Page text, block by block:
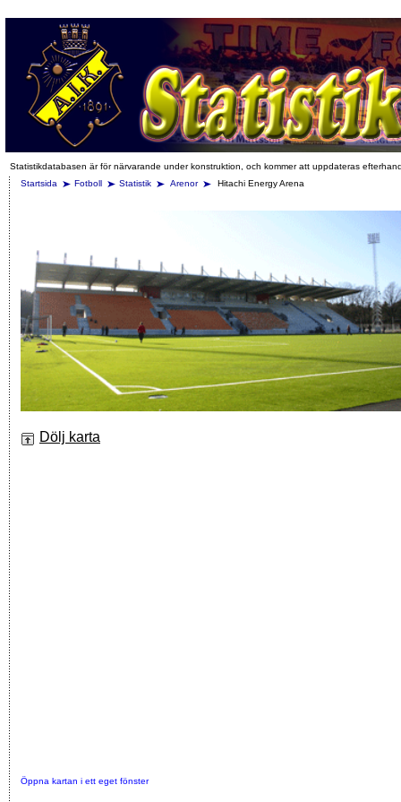
Statistikdatabasen är för närvarande under konstruktion, och kommer att uppdateras
Startsida
Fotboll Statistik Arenor Hitachi Energy Arena
Dölj karta
Öppna kartan i ett eget fönster